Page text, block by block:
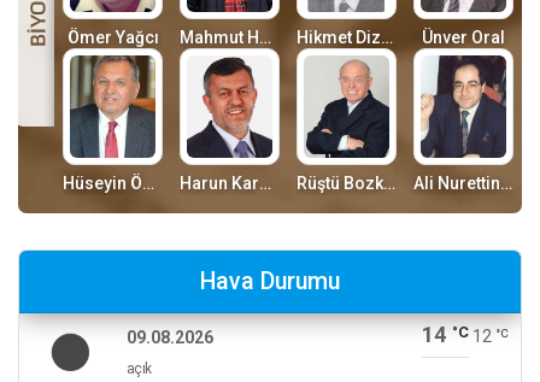
Ömer Yağcı Mahmut Hasgül Hikmet Dizdaroğlu Ünver Oral
Hüseyin Özdilek Harun Karaca Rüştü Bozkurt Ali Nurettin Gürses
Hava Durumu
09.08.2026
açık
14 °C 12 °C